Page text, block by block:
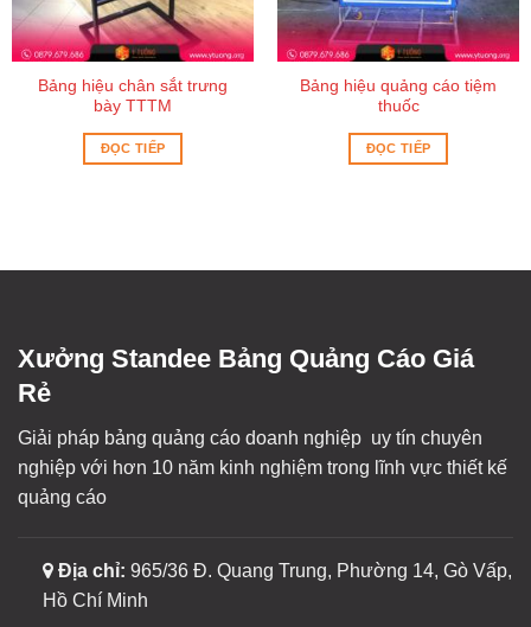
Bảng hiệu chân sắt trưng
bày TTTM
ĐỌC TIẾP
Bảng hiệu quảng cáo tiệm
thuốc
ĐỌC TIẾP
Xưởng Standee Bảng Quảng Cáo Giá
Rẻ
Giải pháp bảng quảng cáo doanh nghiệp uy tín chuyên
nghiệp với hơn 10 năm kinh nghiệm trong lĩnh vực thiết kế
quảng cáo
Địa chỉ: 965/36 Đ. Quang Trung, Phường 14, Gò Vấp,
Hồ Chí Minh